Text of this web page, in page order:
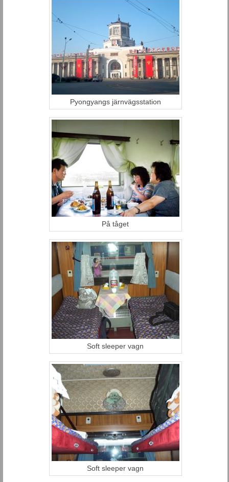
Pyongyangs järnvägsstation
På tåget
Soft sleeper vagn
Soft sleeper vagn